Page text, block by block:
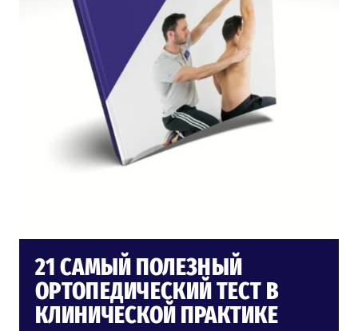
21 САМЫЙ ПОЛЕЗНЫЙ
ОРТОПЕДИЧЕСКИЙ ТЕСТ В
КЛИНИЧЕСКОЙ ПРАКТИКЕ